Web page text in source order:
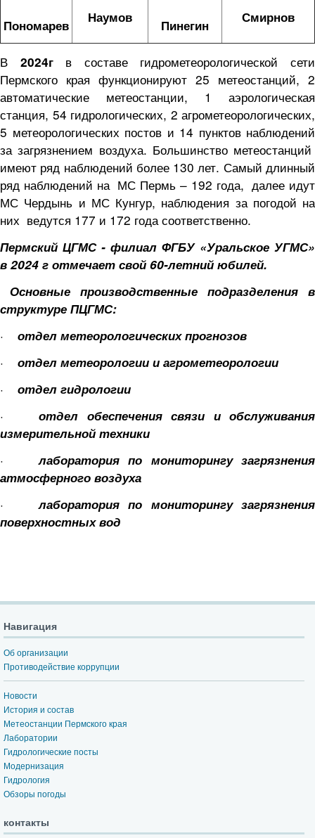
Пономарев
Наумов
Пинегин
Смирнов
В 2024гв составе гидрометеорологической сети
Пермского края функционируют 25 метеостанций, 2
автоматические метеостанции, 1 аэрологическая
станция, 54 гидрологических, 2 агрометеорологических,
5 метеорологических постов и 14 пунктов наблюдений
за загрязнением воздуха. Большинство метеостанций
имеют ряд наблюдений более 130 лет. Самый длинный
ряд наблюдений на МС Пермь – 192 года, далее идут
МС Чердынь и МС Кунгур, наблюдения за погодой на
них ведутся 177 и 172 года соответственно.
Пермский ЦГМС - филиал ФГБУ «Уральское УГМС»
в 2024 г отмечает свой 60-летний юбилей.
Основные производственные подразделения в
структуре ПЦГМС:
· отдел метеорологических прогнозов
· отдел метеорологии и агрометеорологии
· отдел гидрологии
· отдел обеспечения связи и обслуживания
измерительной техники
·лаборатория по мониторингу загрязнения
атмосферного воздуха
·лаборатория по мониторингу загрязнения
поверхностных вод
Навигация
Об организации
Противодействие коррупции
Новости
История и состав
Метеостанции Пермского края
Лаборатории
Гидрологические посты
Модернизация
Гидрология
Обзоры погоды
контакты